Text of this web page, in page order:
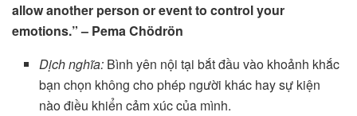
allow another person or event to control your
emotions.” – Pema Chödrön
Dịch nghĩa: Bình yên nội tại bắt đầu vào khoảnh khắc
bạn chọn không cho phép người khác hay sự kiện
nào điều khiển cảm xúc của mình.